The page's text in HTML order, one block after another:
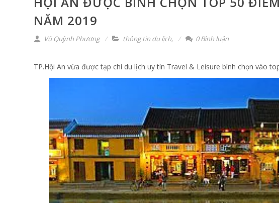
NĂM 2019
Vũ Quỳnh Phương thông tin du lịch, 0 Bình luận
TP.Hội An vừa được tạp chí du lịch uy tín Travel & Leisure bình chọn vào